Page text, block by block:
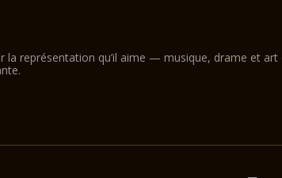
la représentation qu’il aime — musique, drame et art